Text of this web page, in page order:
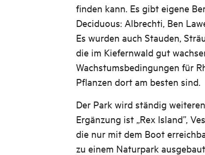
finden kann. Es gibt eigene
Deciduous: Albrechti, Ben
Es wurden auch Stauden,
die im Kiefernwald gut
Wachstumsbedingungen für
Pflanzen dort am besten sind.
Der Park wird ständig
Ergänzung ist „Rex Island”,
die nur mit dem Boot
zu einem Naturpark